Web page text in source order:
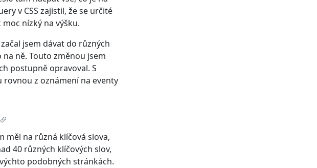
v CSS zajistil, že se určité
nízký na výšku.
jsem dávat do různých
ně. Touto změnou jsem
postupně opravoval. S
z oznámení na eventy
měl na různá klíčová slova,
40 různých klíčových slov,
podobných stránkách.